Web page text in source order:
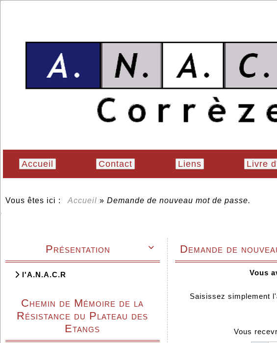
Accueil Contact Liens Livre
Vous êtes ici : Accueil » Demande de nouveau mot de passe.

Présentation
l'A.N.A.C.R
Chemin de Mémoire de la
Résistance du Plateau des
Etangs
Demande de
Vous
Saisissez simplement
Vous